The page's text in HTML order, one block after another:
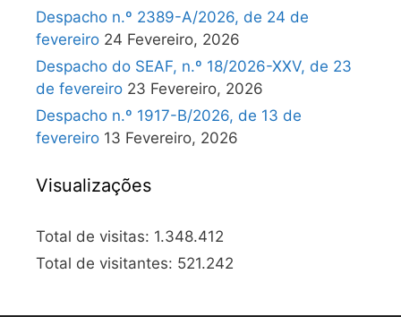
Despacho n.º 2389-A/2026, de 24 de
fevereiro 24 Fevereiro, 2026
Despacho do SEAF, n.º 18/2026-XXV, de 23
de fevereiro 23 Fevereiro, 2026
Despacho n.º 1917-B/2026, de 13 de
fevereiro 13 Fevereiro, 2026
Visualizações
Total de visitas: 1.348.412
Total de visitantes: 521.242